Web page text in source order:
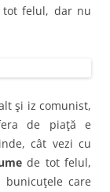
felul, dar nu
şi iz comunist,
de piaţă e
cât vezi cu
de tot felul,
care